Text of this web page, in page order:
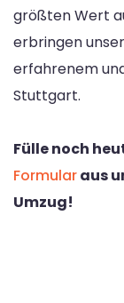
größten Wert
erbringen
erfahrenem
Stuttgart.
Fülle noch
Formularaus
Umzug!